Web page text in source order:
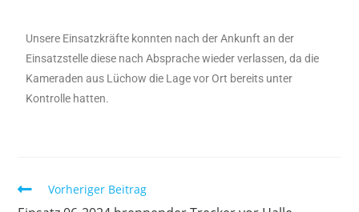
Unsere Einsatzkräfte konnten nach der Ankunft an der
Einsatzstelle diese nach Absprache wieder verlassen, da die
Kameraden aus Lüchow die Lage vor Ort bereits unter
Kontrolle hatten.
Vorheriger Beitrag